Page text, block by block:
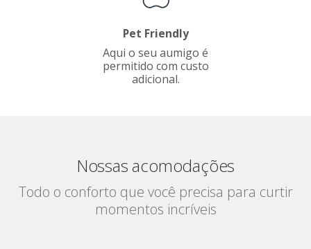
Pet Friendly
Aqui o seu aumigo é
permitido com custo
adicional.
Nossas acomodações
Todo o conforto que você precisa para curtir
momentos incríveis